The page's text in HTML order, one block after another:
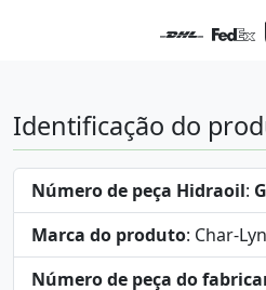
Identificação do
Número de peça Hidraoil:
Marca do produto: Char-
Número de peça do